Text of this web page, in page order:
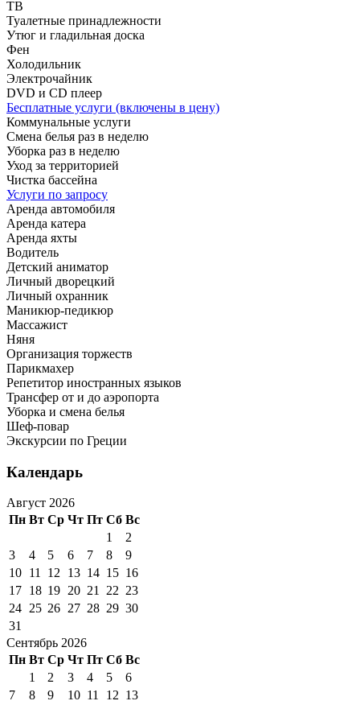
ТВ
Туалетные принадлежности
Утюг и гладильная доска
Фен
Холодильник
Электрочайник
DVD и CD плеер
Бесплатные услуги (включены в цену)
Коммунальные услуги
Смена белья раз в неделю
Уборка раз в неделю
Уход за территорией
Чистка бассейна
Услуги по запросу
Аренда автомобиля
Аренда катера
Аренда яхты
Водитель
Детский аниматор
Личный дворецкий
Личный охранник
Маникюр-педикюр
Массажист
Няня
Организация торжеств
Парикмахер
Репетитор иностранных языков
Трансфер от и до аэропорта
Уборка и смена белья
Шеф-повар
Экскурсии по Греции
Календарь
Август 2026
Пн Вт Ср Чт Пт Сб Вс
1
2
3
4 5 6 7 8
9
10 11 12 13 14 15 16
17 18 19 20 21 22 23
24 25 26 27 28 29 30
31
Сентябрь 2026
Пн Вт Ср Чт Пт Сб Вс
1
2 3 4 5
6
7
8 9 10 11 12 13